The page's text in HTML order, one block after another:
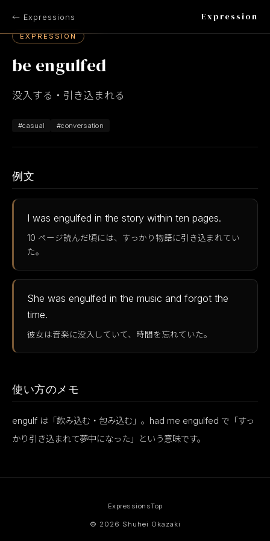
← Expressions Expression
EXPRESSION
be engulfed
没入する・引き込まれる
#casual #conversation
例文
I was engulfed in the story within ten pages.
10 ページ読んだ頃には、すっかり物語に引き込まれてい
た。
She was engulfed in the music and forgot the
time.
彼女は音楽に没入していて、時間を忘れていた。
使い方のメモ
engulf は「飲み込む・包み込む」。had me engulfed で「すっ
かり引き込まれて夢中になった」という意味です。
ExpressionsTop
© 2026 Shuhei Okazaki